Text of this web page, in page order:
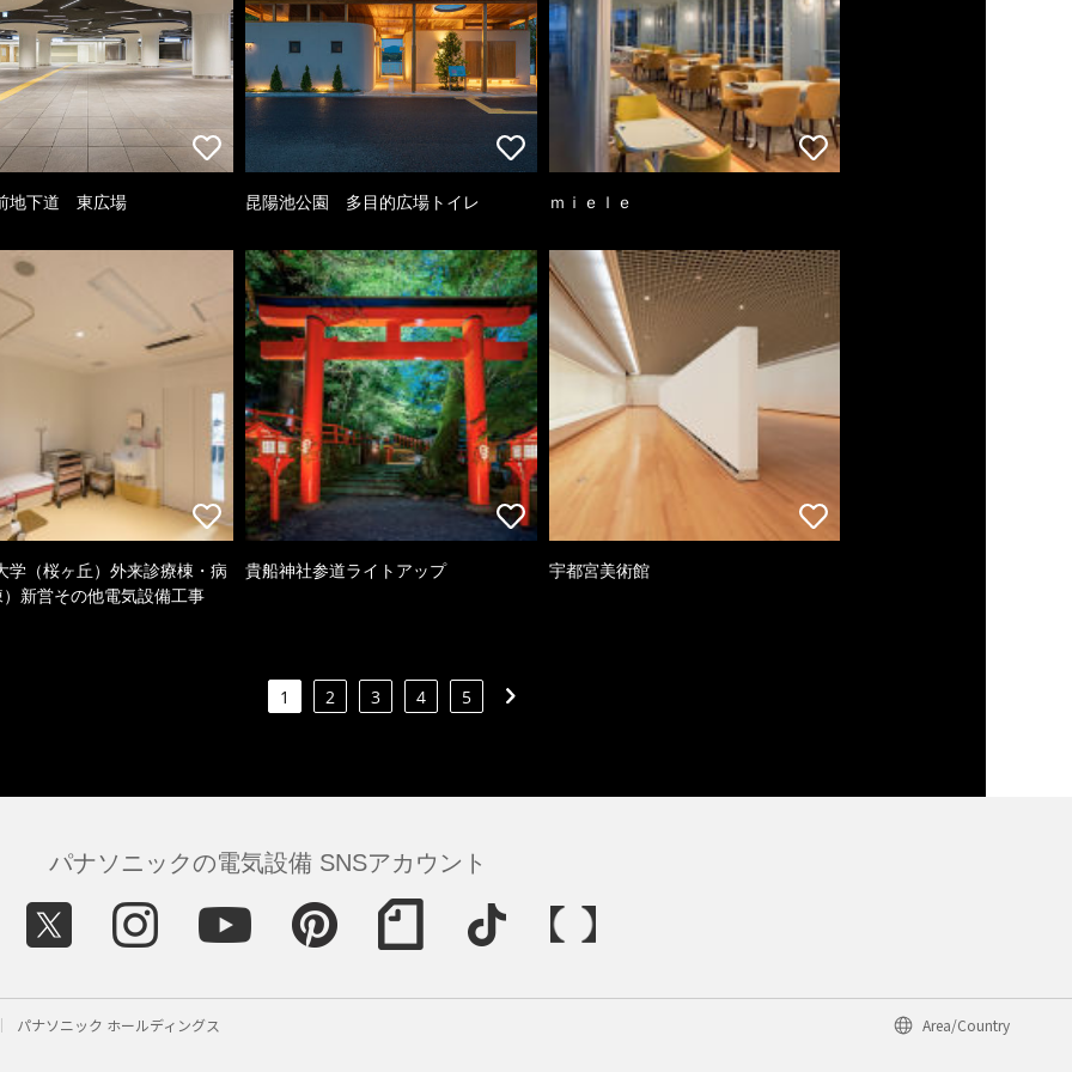
地下道 東広場 昆陽池公園 多目的広場トイレ ｍｉｅｌｅ
学（桜ヶ丘）外来診療棟・病
新営その他電気設備工事
貴船神社参道ライトアップ 宇都宮美術館
1 2 3 4 5
パナソニックの電気設備 SNSアカウント
パナソニック ホールディングス Area/Country